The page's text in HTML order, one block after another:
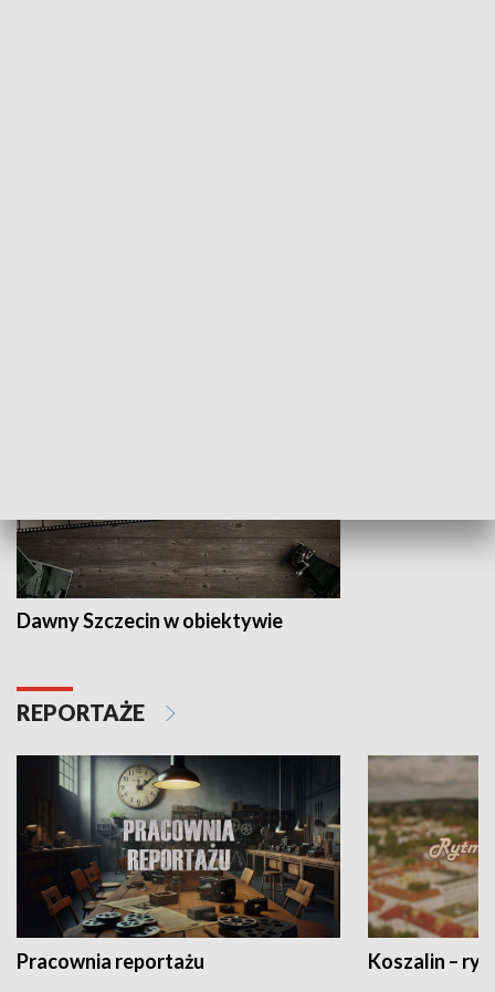
Dawny Szczecin w obiektywie
REPORTAŻE
Pracownia reportażu Koszalin –